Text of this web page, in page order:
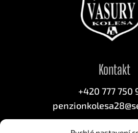
Kontakt
+420 777 750